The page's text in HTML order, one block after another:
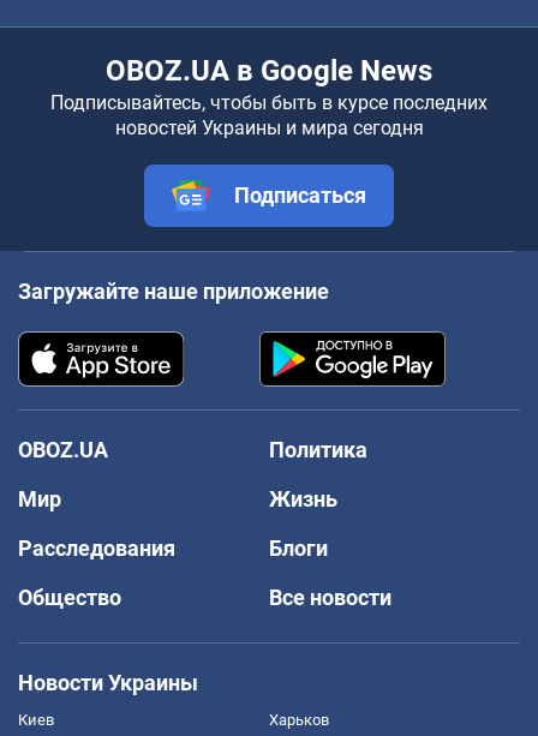
OBOZ.UA в Google News
Подписывайтесь, чтобы быть в курсе последних
новостей Украины и мира сегодня
Подписаться
Загружайте наше приложение
OBOZ.UA
Политика
Мир
Жизнь
Расследования
Блоги
Общество
Все новости
Новости Украины
Киев Харьков